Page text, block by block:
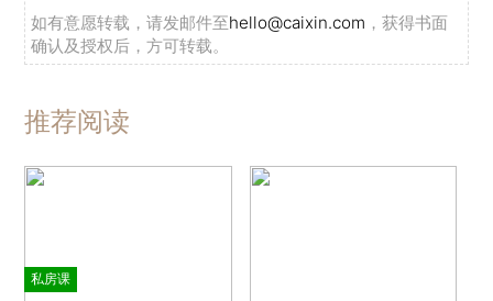
如有意愿转载，请发邮件至hello@caixin.com ，获得书面
确认及授权后，方可转载。
推荐阅读
私房课